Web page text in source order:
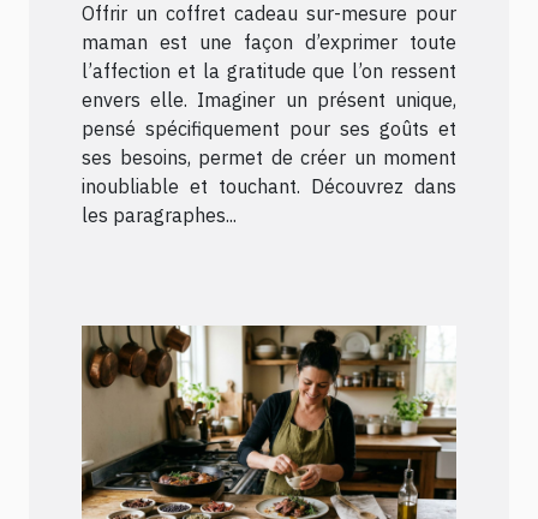
Offrir un coffret cadeau sur-mesure pour
maman est une façon d’exprimer toute
l’affection et la gratitude que l’on ressent
envers elle. Imaginer un présent unique,
pensé spécifiquement pour ses goûts et
ses besoins, permet de créer un moment
inoubliable et touchant. Découvrez dans
les paragraphes...